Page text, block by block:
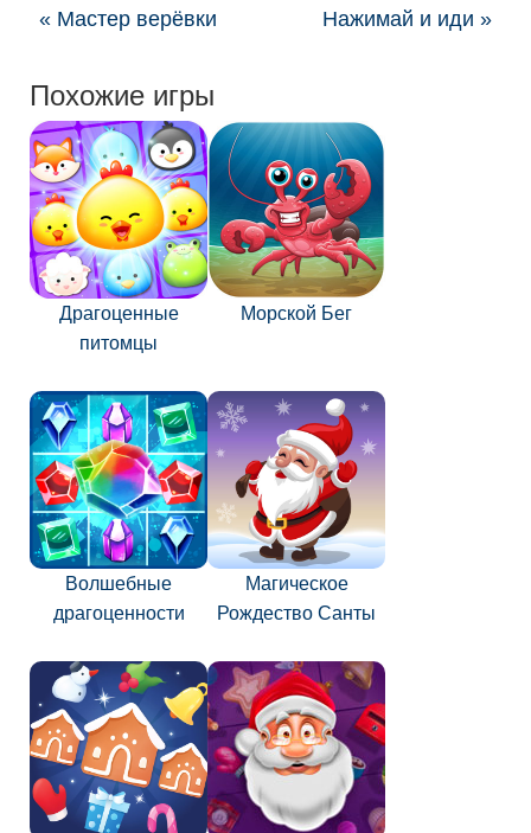
« Мастер верёвки Нажимай и иди »
Похожие игры
Драгоценные
питомцы
Морской Бег
Волшебные
драгоценности
Магическое
Рождество Санты